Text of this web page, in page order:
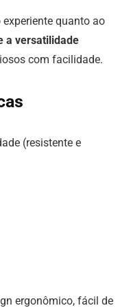
quanto ao
a versatilidade
com facilidade.
(resistente e
ergonômico, fácil de